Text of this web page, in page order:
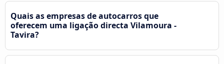
Quais as empresas de autocarros que
oferecem uma ligação directa Vilamoura -
Tavira?